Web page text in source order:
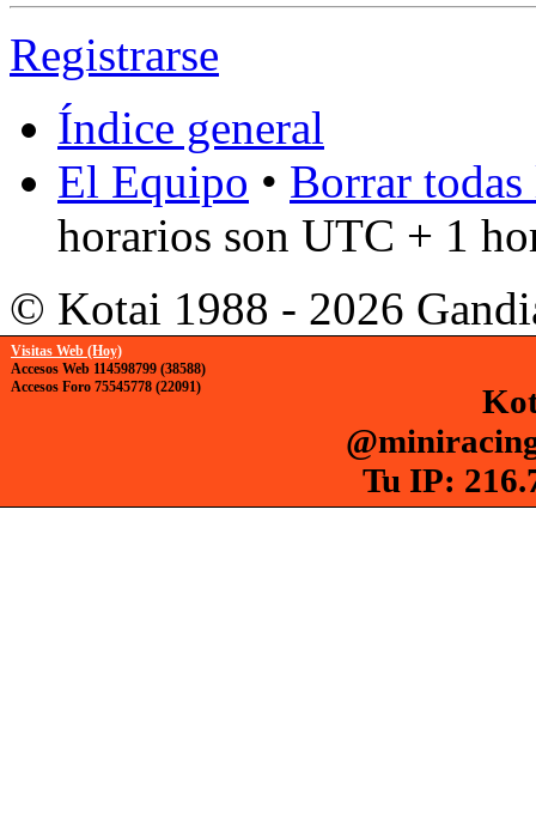
Registrarse
Índice general
El Equipo • Borrar
horarios son UTC + 1
© Kotai 1988 - 2026
Visitas Web (Hoy)
Accesos Web 114598799 (38588)
Accesos Foro 75545778 (22091)
Tu IP: